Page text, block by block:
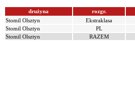
drużyna rozgr.
Stomil Olsztyn
Ekstraklasa
Stomil Olsztyn
PL
Stomil Olsztyn
RAZEM